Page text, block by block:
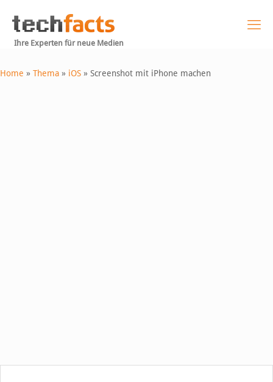
Ihre Experten für neue Medien
Home » Thema » iOS » Screenshot mit iPhone machen